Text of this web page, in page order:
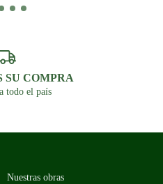
SU COMPRA
todo el país
Nuestras obras